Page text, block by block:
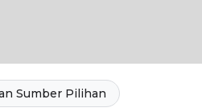
Sumber Pilihan